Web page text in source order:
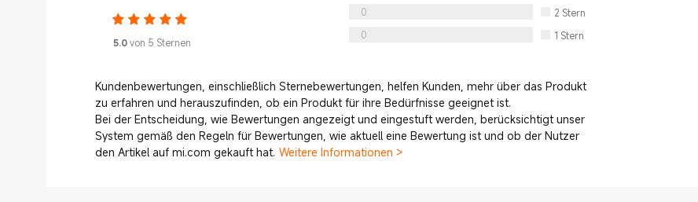
5.0 von 5 Sternen
0
2 Stern
0
1 Stern
Kundenbewertungen, einschließlich Sternebewertungen, helfen Kunden, mehr über das Produkt
zu erfahren und herauszufinden, ob ein Produkt für ihre Bedürfnisse geeignet ist.
Bei der Entscheidung, wie Bewertungen angezeigt und eingestuft werden, berücksichtigt unser
System gemäß den Regeln für Bewertungen, wie aktuell eine Bewertung ist und ob der Nutzer
den Artikel auf mi.com gekauft hat. Weitere Informationen >